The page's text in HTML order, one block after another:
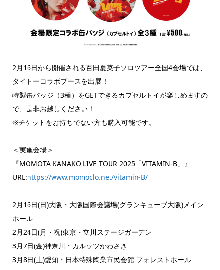
2月16日から開催される百田夏菜子ソロツアー全国4会場では、
タイトーコラボブースを出展！
特製缶バッジ（3種）をGETできるカプセルトイが楽しめますの
で、是非お越しください！
※チケットをお持ちでない方も購入可能です。
＜実施会場＞
『MOMOTA KANAKO LIVE TOUR 2025「VITAMIN-B」』
URL:https://www.momoclo.net/vitamin-B/
2月16日(日)大阪・大阪国際会議場(グランキューブ大阪)メイン
ホール
2月24日(月・祝)東京・立川ステージガーデン
3月7日(金)神奈川・カルッツかわさき
3月8日(土)愛知・日本特殊陶業市民会館 フォレストホール